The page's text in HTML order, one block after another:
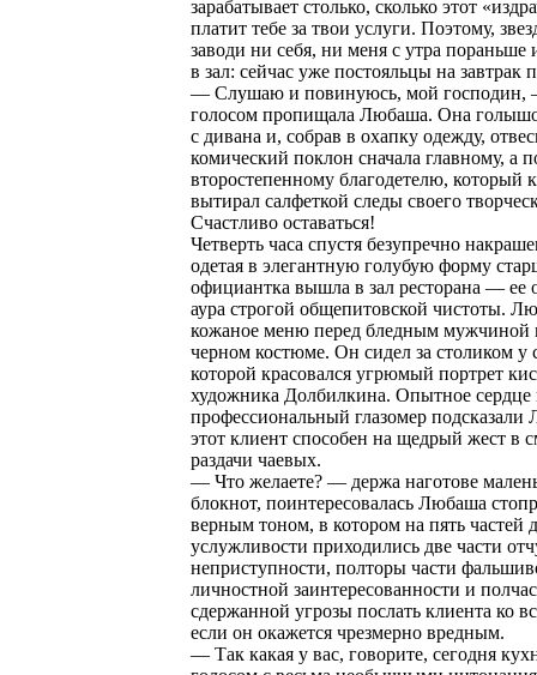
зарабатывает столько, сколько этот
платит тебе за твои услуги. Поэтому,
заводи ни себя, ни меня с утра пораньше
в зал: сейчас уже постояльцы на завтрак
— Слушаю и повинуюсь, мой господин,
голосом пропищала Любаша. Она
с дивана и, собрав в охапку одежду,
комический поклон сначала главному, а
второстепенному благодетелю, который
вытирал салфеткой следы своего
Счастливо оставаться!
Четверть часа спустя безупречно
одетая в элегантную голубую форму
официантка вышла в зал ресторана — ее
аура строгой общепитовской чистоты.
кожаное меню перед бледным мужчиной
черном костюме. Он сидел за столиком у
которой красовался угрюмый портрет
художника Долбилкина. Опытное сердце
профессиональный глазомер подсказали
этот клиент способен на щедрый жест в
раздачи чаевых.
— Что желаете? — держа наготове
блокнот, поинтересовалась Любаша
верным тоном, в котором на пять частей
услужливости приходились две части
неприступности, полторы части
личностной заинтересованности и
сдержанной угрозы послать клиента ко
если он окажется чрезмерно вредным.
— Так какая у вас, говорите, сегодня